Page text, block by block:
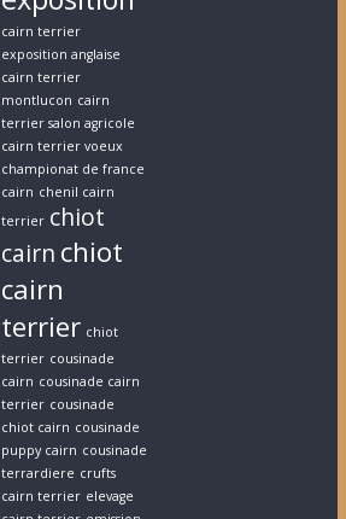
cairn terrier
exposition anglaise
cairn terrier
montlucon cairn
terrier salon agricole
cairn terrier voeux
championat de france
cairn chenil cairn
terrier chiot
cairn chiot
cairn
terrier chiot
terrier cousinade
cairn cousinade cairn
terrier cousinade
chiot cairn cousinade
puppy cairn cousinade
terrardiere crufts
cairn terrier elevage